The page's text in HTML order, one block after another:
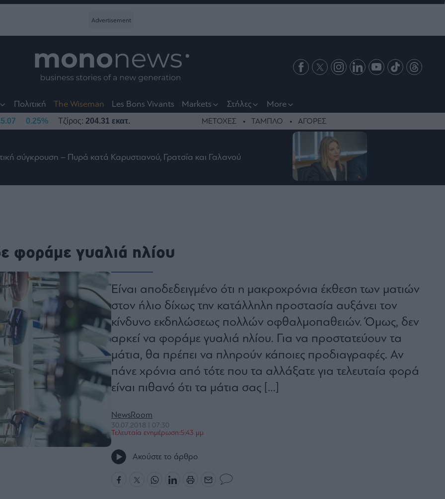
Πολιτική The Wiseman Les Bons Vivants Markets Στήλες More
and
is
0.25% Τζίρος: 204.31 εκατ. ΜΕΤΟΧΕΣ ΤΑΜΠΛΟ ΑΓΟΡΕΣ
σύγκρουση – Πυρά κατά Καρυστιανού, Γρατσία και Γαλανού
φοράμε γυαλιά ηλίου
Είναι αποδεδειγμένο ότι η μακροχρόνια έκθεση των ματιών
στον ήλιο δίχως την κατάλληλη προστασία αυξάνει τον
κίνδυνο εκδηλώσεως πολλών οφθαλμοπαθειών. Όμως, δεν
αρκεί να φοράμε γυαλιά ηλίου. Για να προστατεύουν τα
μάτια, θα πρέπει να πληρούν κάποιες προδιαγραφές. Αν
πάνε χρόνια από τότε που τα αλλάξατε για τελευταία φορά
είναι πιθανό ότι τα μάτια σας […]
NewsRoom
30.07.2018 | 07:30
Τελευταία ενημέρωση:5:43 μμ
Ακούστε το άρθρο